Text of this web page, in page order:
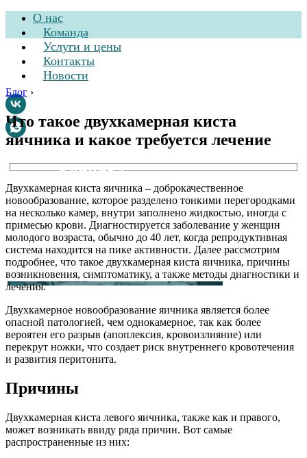
О нас
Команда
Услуги и цены
Контакты
Новости
Стоматологическая
клиника
Блог ›
Что такое двухкамерная киста
яичника и какое требуется лечение
Двухкамерная киста яичника – доброкачественное
новообразование, которое разделено тонкими перегородками
на несколько камер, внутри заполнено жидкостью, иногда с
примесью крови. Диагностируется заболевание у женщин
молодого возраста, обычно до 40 лет, когда репродуктивная
система находится на пике активности. Далее рассмотрим
подробнее, что такое двухкамерная киста яичника, причины
возникновения, симптоматику, а также методы диагностики и
лечения.
Двухкамерное новообразование яичника является более
опасной патологией, чем однокамерное, так как более
вероятен его разрыв (апоплексия, кровоизлияние) или
перекрут ножки, что создает риск внутреннего кровотечения
и развития перитонита.
Причины
Двухкамерная киста левого яичника, также как и правого,
может возникать ввиду ряда причин. Вот самые
распространенные из них: